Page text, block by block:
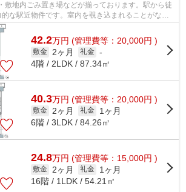
敷地内ごみ置き場などが揃っております。駅から徒
な駅近物件です。室内を覗き込まれることがない
放的です。マン...
42.2万円 (管理費等：20,000円 )
敷金 2ヶ月 礼金 -
4階 / 2LDK / 87.34㎡
40.3万円 (管理費等：20,000円 )
敷金 2ヶ月 礼金
1ヶ月
6階 / 3LDK / 84.26㎡
24.8万円 (管理費等：15,000円 )
敷金 2ヶ月 礼金
1ヶ月
16階 / 1LDK / 54.21㎡